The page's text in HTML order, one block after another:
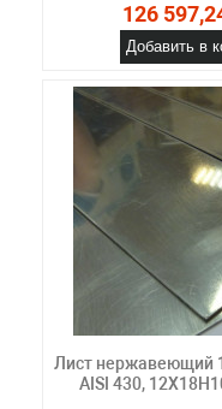
126
Добавить в
Лист нержавеющий
AISI 430,